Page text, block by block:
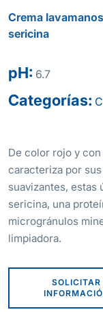
Crema
sericina
pH: 6.7
Categorías:
De color rojo y con
caracteriza por
suavizantes, estas
sericina, una
microgránulos
limpiadora.
SOLICITAR